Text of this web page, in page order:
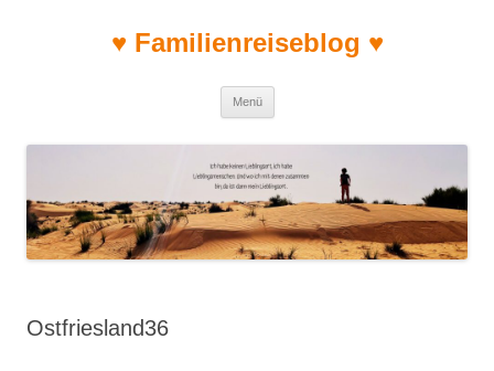
♥ Familienreiseblog ♥
Menü
Ostfriesland36